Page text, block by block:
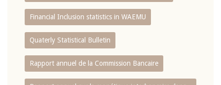
Financial Inclusion statistics in WAEMU
Quaterly Statistical Bulletin
Rapport annuel de la Commission Bancaire